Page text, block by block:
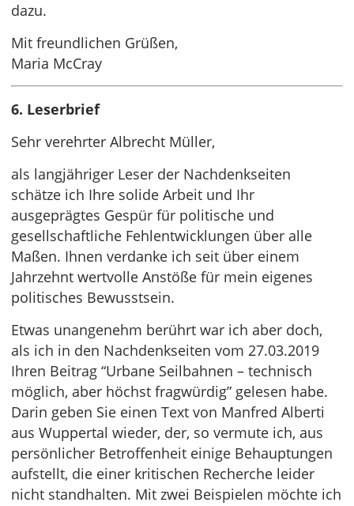
dazu.
Mit freundlichen Grüßen,
Maria McCray
6. Leserbrief
Sehr verehrter Albrecht Müller,
als langjähriger Leser der Nachdenkseiten
schätze ich Ihre solide Arbeit und Ihr
ausgeprägtes Gespür für politische und
gesellschaftliche Fehlentwicklungen über alle
Maßen. Ihnen verdanke ich seit über einem
Jahrzehnt wertvolle Anstöße für mein eigenes
politisches Bewusstsein.
Etwas unangenehm berührt war ich aber doch,
als ich in den Nachdenkseiten vom 27.03.2019
Ihren Beitrag “Urbane Seilbahnen – technisch
möglich, aber höchst fragwürdig” gelesen habe.
Darin geben Sie einen Text von Manfred Alberti
aus Wuppertal wieder, der, so vermute ich, aus
persönlicher Betroffenheit einige Behauptungen
aufstellt, die einer kritischen Recherche leider
nicht standhalten. Mit zwei Beispielen möchte ich